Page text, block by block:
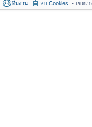
เขตเว
ลบ Cookies
ทีมงาน